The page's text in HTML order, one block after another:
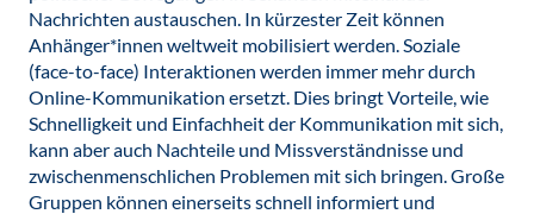
Nachrichten austauschen. In kürzester Zeit können
Anhänger*innen weltweit mobilisiert werden. Soziale
(face-to-face) Interaktionen werden immer mehr durch
Online-Kommunikation ersetzt. Dies bringt Vorteile, wie
Schnelligkeit und Einfachheit der Kommunikation mit sich,
kann aber auch Nachteile und Missverständnisse und
zwischenmenschlichen Problemen mit sich bringen. Große
Gruppen können einerseits schnell informiert und